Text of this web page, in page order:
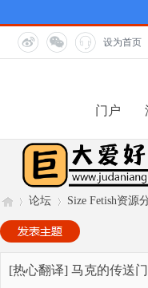
设为首页
门户
巨»
论坛
›
Size Fetish资源
[热心翻译] 马克的传送